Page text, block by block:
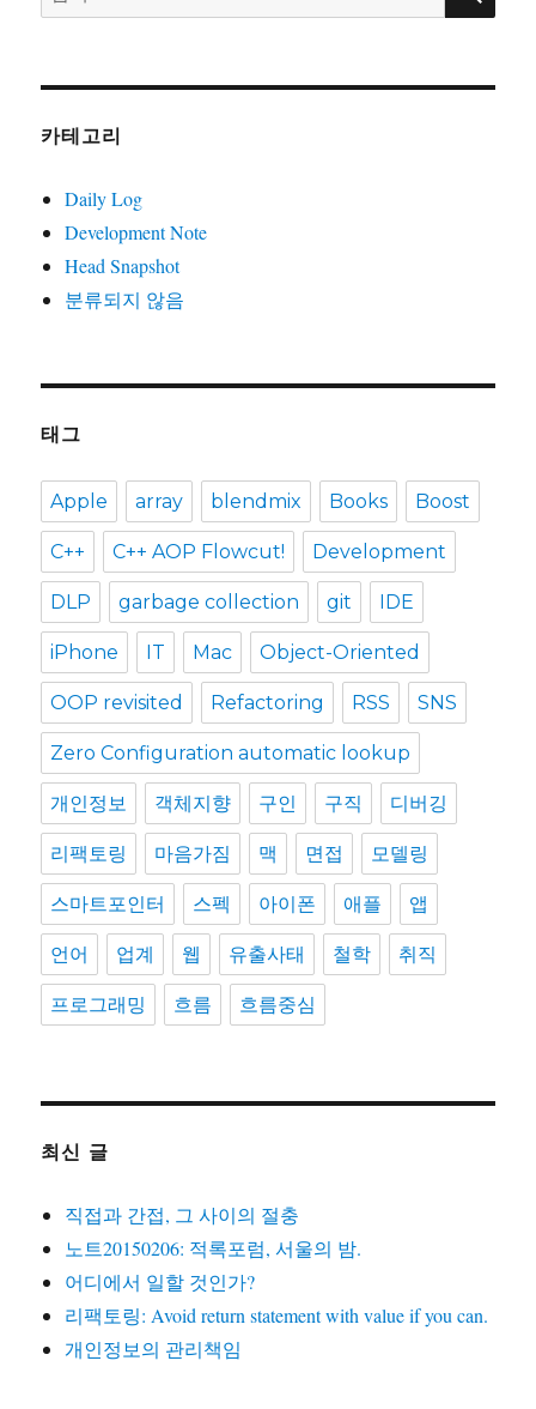
와
색:
카테고리
Daily Log
Development Note
Head Snapshot
분류되지 않음
태그
Apple array blendmix Books Boost
C++ C++ AOP Flowcut! Development
DLP garbage collection git IDE
iPhone IT Mac Object-Oriented
OOP revisited Refactoring RSS SNS
Zero Configuration automatic lookup
개인정보 객체지향 구인 구직 디버깅
리팩토링 마음가짐 맥 면접 모델링
스마트포인터 스펙 아이폰 애플 앱
언어 업계 웹 유출사태 철학 취직
프로그래밍 흐름 흐름중심
최신 글
직접과 간접, 그 사이의 절충
노트20150206: 적록포럼, 서울의 밤.
어디에서 일할 것인가?
리팩토링: Avoid return statement with value if you can.
개인정보의 관리책임